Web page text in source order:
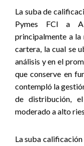
La suba de
Pymes FCI a
principalmente a
cartera, la cual se
análisis y en el
que conserve en
contempló la
de distribución,
moderado a alto
La suba